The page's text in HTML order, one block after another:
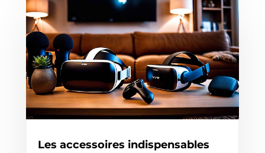
Les accessoires indispensables